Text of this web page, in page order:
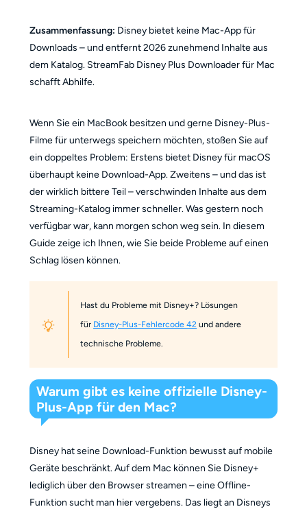
Zusammenfassung: Disney bietet keine Mac-App für
Downloads – und entfernt 2026 zunehmend Inhalte aus
dem Katalog. StreamFab Disney Plus Downloader für Mac
schafft Abhilfe.
Wenn Sie ein MacBook besitzen und gerne Disney-Plus-
Filme für unterwegs speichern möchten, stoßen Sie auf
ein doppeltes Problem: Erstens bietet Disney für macOS
überhaupt keine Download-App. Zweitens – und das ist
der wirklich bittere Teil – verschwinden Inhalte aus dem
Streaming-Katalog immer schneller. Was gestern noch
verfügbar war, kann morgen schon weg sein. In diesem
Guide zeige ich Ihnen, wie Sie beide Probleme auf einen
Schlag lösen können.
Hast du Probleme mit Disney+? Lösungen
für Disney-Plus-Fehlercode 42 und andere
technische Probleme.
Warum gibt es keine offizielle Disney-
Plus-App für den Mac?
Disney hat seine Download-Funktion bewusst auf mobile
Geräte beschränkt. Auf dem Mac können Sie Disney+
lediglich über den Browser streamen – eine Offline-
Funktion sucht man hier vergebens. Das liegt an Disneys